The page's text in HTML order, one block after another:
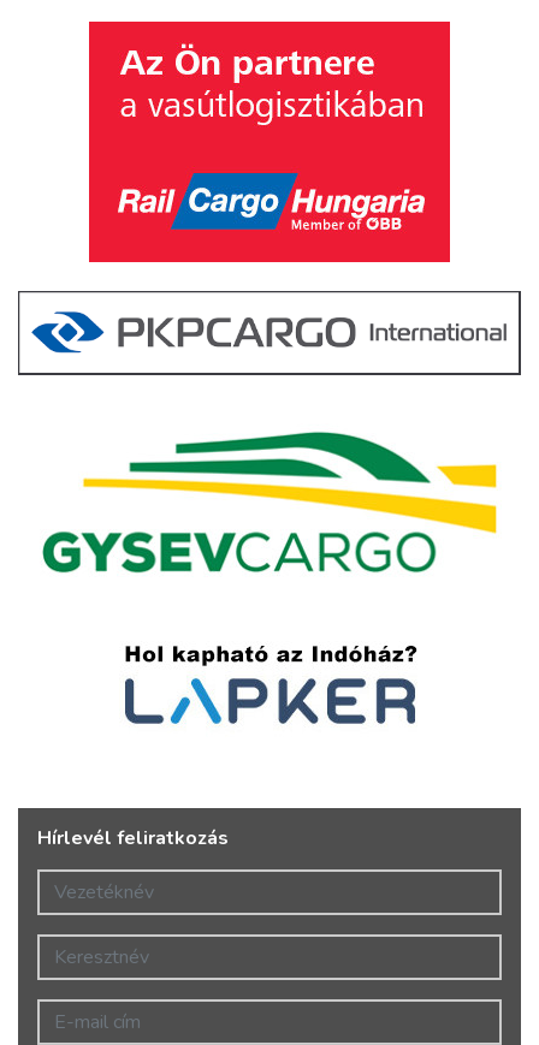
Hírlevél feliratkozás
Vezetéknév
Keresztnév
E-mail cím